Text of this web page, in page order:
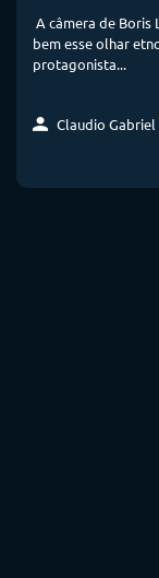
A câmera de Boris
bem esse olhar
protagonista...
Claudio Gabriel